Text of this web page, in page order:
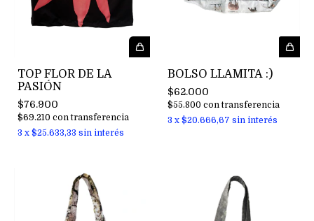
TOP FLOR DE LA
PASIÓN
$76.900
$69.210 con transferencia
3 x $25.633,33 sin interés
BOLSO LLAMITA :)
$62.000
$55.800 con transferencia
3 x $20.666,67 sin interés